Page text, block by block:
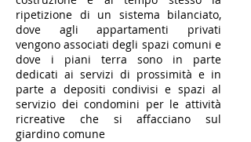
ripetizione di un sistema bilanciato,
dove agli appartamenti privati
vengono associati degli spazi comuni e
dove i piani terra sono in parte
dedicati ai servizi di prossimità e in
parte a depositi condivisi e spazi al
servizio dei condomini per le attività
ricreative che si affacciano sul
giardino comune